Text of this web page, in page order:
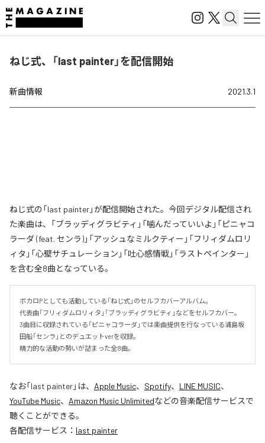
ねじ式、「last painter」を配信開始
新曲情報 2021.3.1
ねじ式の「last painter」が配信開始された。今回デジタル配信され
た楽曲は、「ブラッディグラビティ」「噛んだっていいよ」「ピニャコ
ラーダ (feat. センラ)」「アッシュなミルクティー」「フリィダムロリ
ィタ」「心壁サチュレーション」「吐心感情戦」「ラストペインター」
を含む全8曲となっている。
ボカロPとしても活動している「ねじ式」のセルフカバーアルバム。
代表曲「フリィダムロリィタ」「ブラッディグラビティ」などをセルフカバー。
3曲目に収録されている「ピニャコラーダ」では楽曲提供を行なっている浦島坂
田船「センラ」とのデュエットverを収録。
精力的な活動の勢いが詰まった全8曲。
なお「last painter」は、 Apple Music、 Spotify、 LINE MUSIC、
YouTube Music、 Amazon Music Unlimitedなどの音楽配信サービスで
聴くことができる。
各配信サービス： last painter